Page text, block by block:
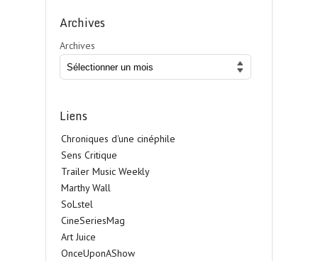
Archives
Archives
Liens
Chroniques d'une cinéphile
Sens Critique
Trailer Music Weekly
Marthy Wall
SoLstel
CineSeriesMag
Art Juice
OnceUponAShow